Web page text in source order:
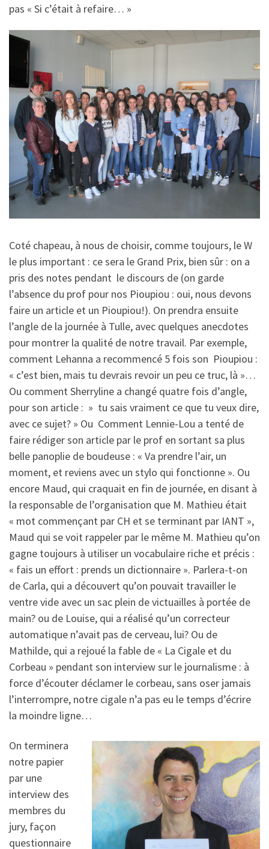
pas « Si c’était à refaire… »
Coté chapeau, à nous de choisir, comme toujours, le W
le plus important : ce sera le Grand Prix, bien sûr : on a
pris des notes pendant le discours de (on garde
l’absence du prof pour nos Pioupiou : oui, nous devons
faire un article et un Pioupiou!). On prendra ensuite
l’angle de la journée à Tulle, avec quelques anecdotes
pour montrer la qualité de notre travail. Par exemple,
comment Lehanna a recommencé 5 fois son Pioupiou :
« c’est bien, mais tu devrais revoir un peu ce truc, là »…
Ou comment Sherryline a changé quatre fois d’angle,
pour son article : » tu sais vraiment ce que tu veux dire,
avec ce sujet? » Ou Comment Lennie-Lou a tenté de
faire rédiger son article par le prof en sortant sa plus
belle panoplie de boudeuse : « Va prendre l’air, un
moment, et reviens avec un stylo qui fonctionne ». Ou
encore Maud, qui craquait en fin de journée, en disant à
la responsable de l’organisation que M. Mathieu était
« mot commençant par CH et se terminant par IANT »,
Maud qui se voit rappeler par le même M. Mathieu qu’on
gagne toujours à utiliser un vocabulaire riche et précis :
« fais un effort : prends un dictionnaire ». Parlera-t-on
de Carla, qui a découvert qu’on pouvait travailler le
ventre vide avec un sac plein de victuailles à portée de
main? ou de Louise, qui a réalisé qu’un correcteur
automatique n’avait pas de cerveau, lui? Ou de
Mathilde, qui a rejoué la fable de « La Cigale et du
Corbeau » pendant son interview sur le journalisme : à
force d’écouter déclamer le corbeau, sans oser jamais
l’interrompre, notre cigale n’a pas eu le temps d’écrire
la moindre ligne…
On terminera
notre papier
par une
interview des
membres du
jury, façon
questionnaire